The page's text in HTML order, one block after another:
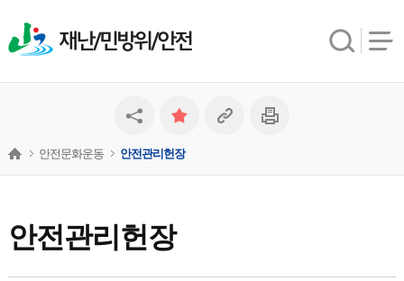
재난/민방위/안전
안전관리헌장
안전문화운동 안전관리헌장